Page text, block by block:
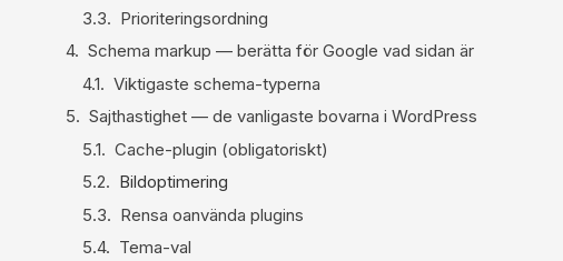
Prioriteringsordning
Schema markup — berätta för Google vad sidan är
Viktigaste schema-typerna
Sajthastighet — de vanligaste bovarna i WordPress
Cache-plugin (obligatoriskt)
Bildoptimering
Rensa oanvända plugins
Tema-val